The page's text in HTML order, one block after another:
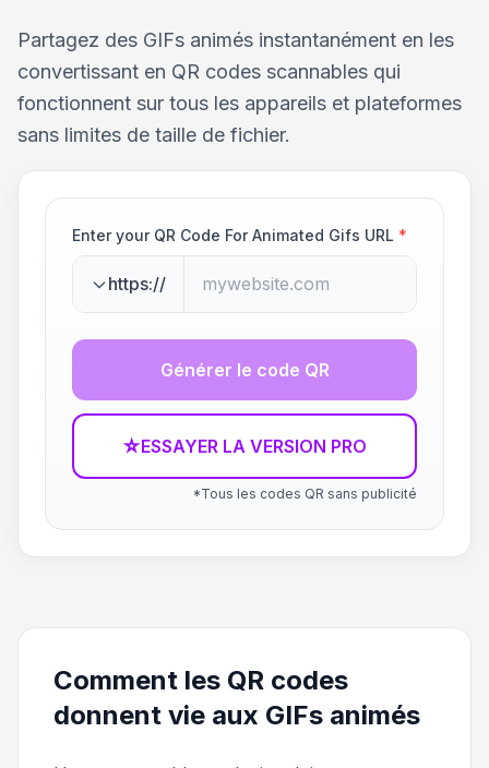
Partagez des GIFs animés instantanément en les
convertissant en QR codes scannables qui
fonctionnent sur tous les appareils et plateformes
sans limites de taille de fichier.
Enter your QR Code For Animated Gifs URL *
https://
Générer le code QR
☆ESSAYER LA VERSION PRO
*Tous les codes QR sans publicité
Comment les QR codes
donnent vie aux GIFs animés